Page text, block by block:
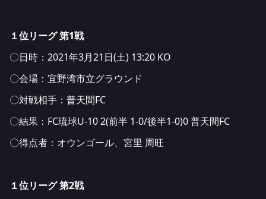
１位リーグ 第1戦
〇日時：2021年3月21日(土) 13:20 KO
〇会場：宜野湾市立グラウンド
〇対戦相手：普天間FC
〇結果：FC琉球U-10 2(前半 1-0/後半1-0)0 普天間FC
〇得点者：オウンゴール、宮里 周旺
１位リーグ 第2戦